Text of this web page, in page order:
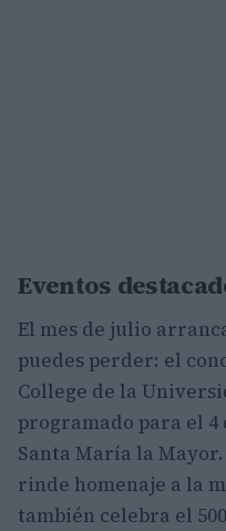
Eventos
El mes de julio
puedes perder: el
College de la
programado para el
Santa María la
rinde homenaje a la
también celebra el